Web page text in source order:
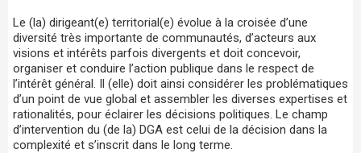
Le (la) dirigeant(e) territorial(e) évolue à la croisée d’une
diversité très importante de communautés, d’acteurs aux
visions et intérêts parfois divergents et doit concevoir,
organiser et conduire l’action publique dans le respect de
l’intérêt général. Il (elle) doit ainsi considérer les problématiques
d’un point de vue global et assembler les diverses expertises et
rationalités, pour éclairer les décisions politiques. Le champ
d’intervention du (de la) DGA est celui de la décision dans la
complexité et s’inscrit dans le long terme.